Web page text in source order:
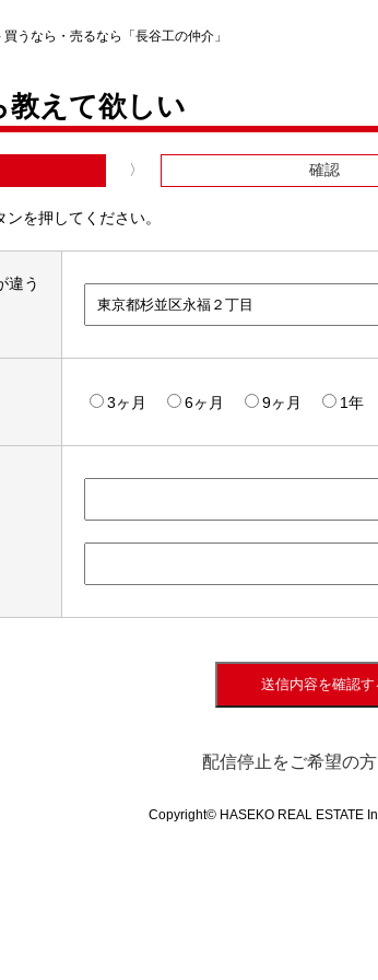
うなら・売るなら「長谷工の仲介」
教えて欲しい
確認
を押してください。
違う
3ヶ月 6ヶ月 9ヶ月 1年
送信内容を確認す
配信停止をご希望の
Copyright© HASEKO REAL ESTATE